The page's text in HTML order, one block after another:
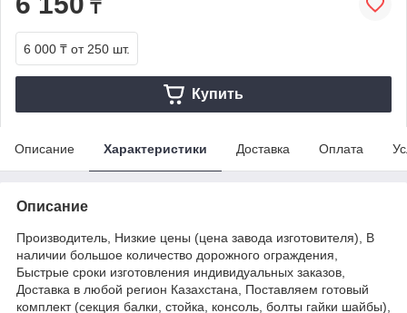
₸
6 000 ₸ от 250 шт.
Купить
Описание Характеристики Доставка Оплата
Описание
Производитель, Низкие цены (цена завода изготовителя), В
наличии большое количество дорожного ограждения,
Быстрые сроки изготовления индивидуальных заказов,
Доставка в любой регион Казахстана, Поставляем готовый
комплект (секция балки, стойка, консоль, болты гайки шайбы),